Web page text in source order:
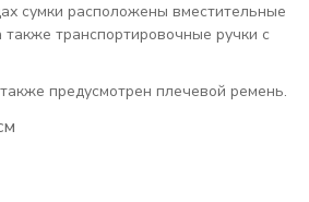
сумки расположены вместительные
транспортировочные ручки с
предусмотрен плечевой ремень.